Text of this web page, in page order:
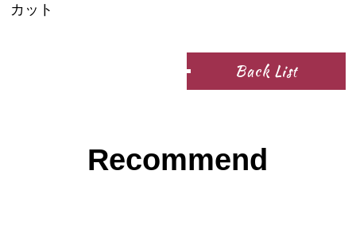
カット
Back List
Recommend